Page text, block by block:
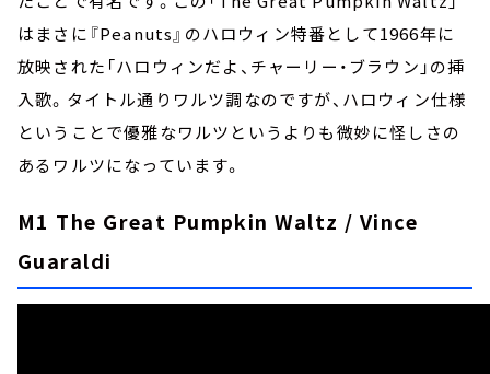
はまさに『Peanuts』のハロウィン特番として1966年に
放映された「ハロウィンだよ、チャーリー・ブラウン」の挿
入歌。タイトル通りワルツ調なのですが、ハロウィン仕様
ということで優雅なワルツというよりも微妙に怪しさの
あるワルツになっています。
M1 The Great Pumpkin Waltz / Vince
Guaraldi